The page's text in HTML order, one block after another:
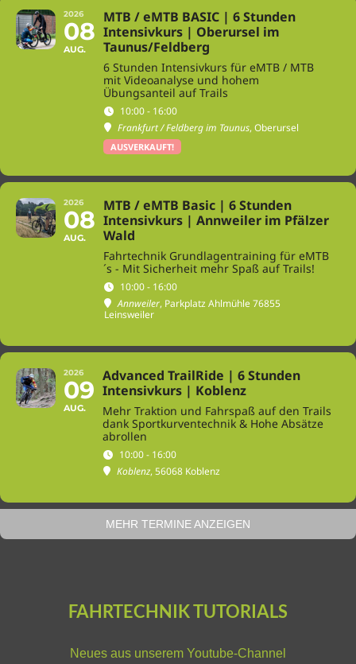
2026
08
AUG.
MTB / eMTB BASIC | 6 Stunden
Intensivkurs | Oberursel im
Taunus/Feldberg
6 Stunden Intensivkurs für eMTB / MTB
mit Videoanalyse und hohem
Übungsanteil auf Trails
10:00 - 16:00
Frankfurt / Feldberg im Taunus, Oberursel
AUSVERKAUFT!
2026
08
AUG.
MTB / eMTB Basic | 6 Stunden
Intensivkurs | Annweiler im Pfälzer
Wald
Fahrtechnik Grundlagentraining für eMTB
´s - Mit Sicherheit mehr Spaß auf Trails!
10:00 - 16:00
Annweiler, Parkplatz Ahlmühle 76855
Leinsweiler
2026
09
AUG.
Advanced TrailRide | 6 Stunden
Intensivkurs | Koblenz
Mehr Traktion und Fahrspaß auf den Trails
dank Sportkurventechnik & Hohe Absätze
abrollen
10:00 - 16:00
Koblenz, 56068 Koblenz
MEHR TERMINE ANZEIGEN
FAHRTECHNIK TUTORIALS
Neues aus unserem Youtube-Channel